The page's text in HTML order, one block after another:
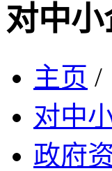
对中
主页 /
对中
政府